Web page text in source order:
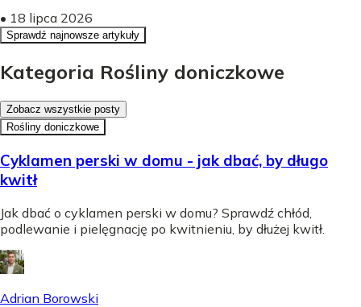
• 18 lipca 2026
Sprawdź najnowsze artykuły
Kategoria Rośliny doniczkowe
Zobacz wszystkie posty
Rośliny doniczkowe
Cyklamen perski w domu - jak dbać, by długo
kwitł
Jak dbać o cyklamen perski w domu? Sprawdź chłód,
podlewanie i pielęgnację po kwitnieniu, by dłużej kwitł.
Adrian Borowski